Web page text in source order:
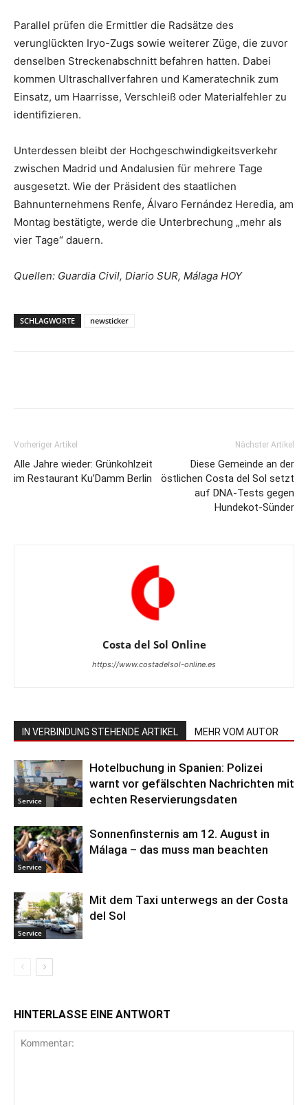
Parallel prüfen die Ermittler die Radsätze des
verunglückten Iryo-Zugs sowie weiterer Züge, die zuvor
denselben Streckenabschnitt befahren hatten. Dabei
kommen Ultraschallverfahren und Kameratechnik zum
Einsatz, um Haarrisse, Verschleiß oder Materialfehler zu
identifizieren.
Unterdessen bleibt der Hochgeschwindigkeitsverkehr
zwischen Madrid und Andalusien für mehrere Tage
ausgesetzt. Wie der Präsident des staatlichen
Bahnunternehmens Renfe, Álvaro Fernández Heredia, am
Montag bestätigte, werde die Unterbrechung „mehr als
vier Tage“ dauern.
Quellen: Guardia Civil, Diario SUR, Málaga HOY
SCHLAGWORTE newsticker
Vorheriger Artikel
Alle Jahre wieder: Grünkohlzeit
im Restaurant Ku’Damm Berlin
Nächster Artikel
Diese Gemeinde an der
östlichen Costa del Sol setzt
auf DNA-Tests gegen
Hundekot-Sünder
Costa del Sol Online
https://www.costadelsol-online.es
IN VERBINDUNG STEHENDE ARTIKEL MEHR VOM AUTOR
Service
Hotelbuchung in Spanien: Polizei
warnt vor gefälschten Nachrichten mit
echten Reservierungsdaten
Service
Sonnenfinsternis am 12. August in
Málaga – das muss man beachten
Service
Mit dem Taxi unterwegs an der Costa
del Sol
HINTERLASSE EINE ANTWORT